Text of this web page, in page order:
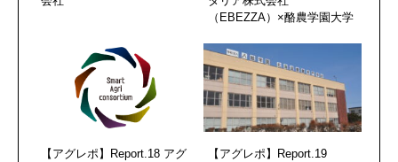
（EBEZZA）×酪農学園大学
【アグレポ】Report.18 アグ
【アグレポ】Report.19